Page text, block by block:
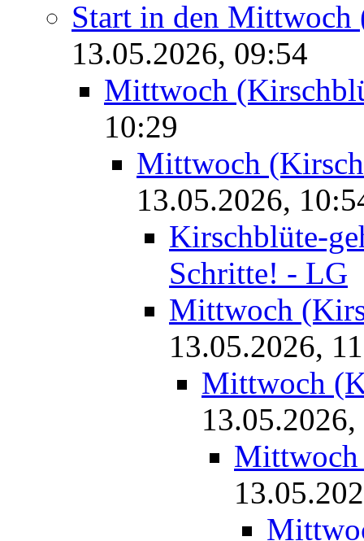
Start in den Mittwoch
13.05.2026, 09:54
Mittwoch
10:29
Mittwoch
13.05.2026,
Kirschblüte-
Schritte! - LG
Mittwoch
13.05.2026,
Mittwoch